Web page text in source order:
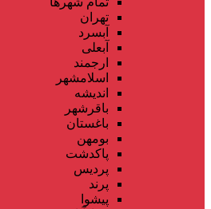
تهران
آبسرد
آبعلی
ارجمند
اسلامشهر
اندیشه
باقرشهر
باغستان
بومهن
پاکدشت
پردیس
پرند
پیشوا